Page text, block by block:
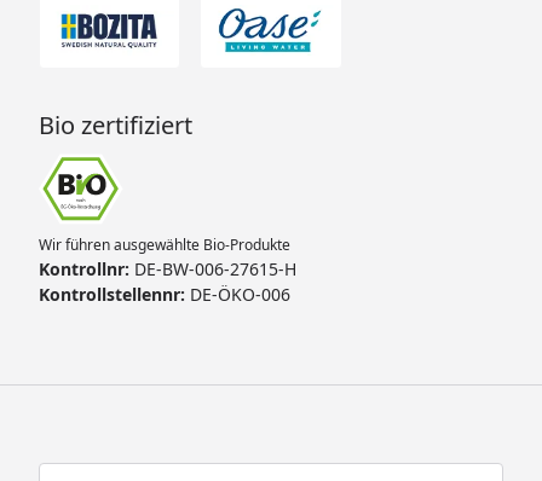
Bio zertifiziert
Wir führen ausgewählte Bio-Produkte
Kontrollnr: DE-BW-006-27615-H
Kontrollstellennr: DE-ÖKO-006